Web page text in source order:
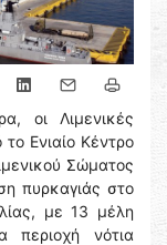
οι Λιμενικές
Ενιαίο Κέντρο
Σώματος
πυρκαγιάς στο
με 13 μέλη
νότια